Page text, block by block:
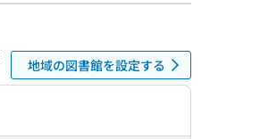
地域の図書館を設定する